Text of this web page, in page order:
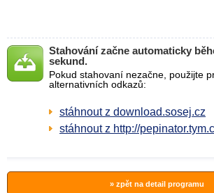
Stahování začne automaticky
sekund.
Pokud stahovaní nezačne, použijte
alternativních odkazů:
stáhnout z download.sosej.cz
stáhnout z http://
» zpět na detail programu